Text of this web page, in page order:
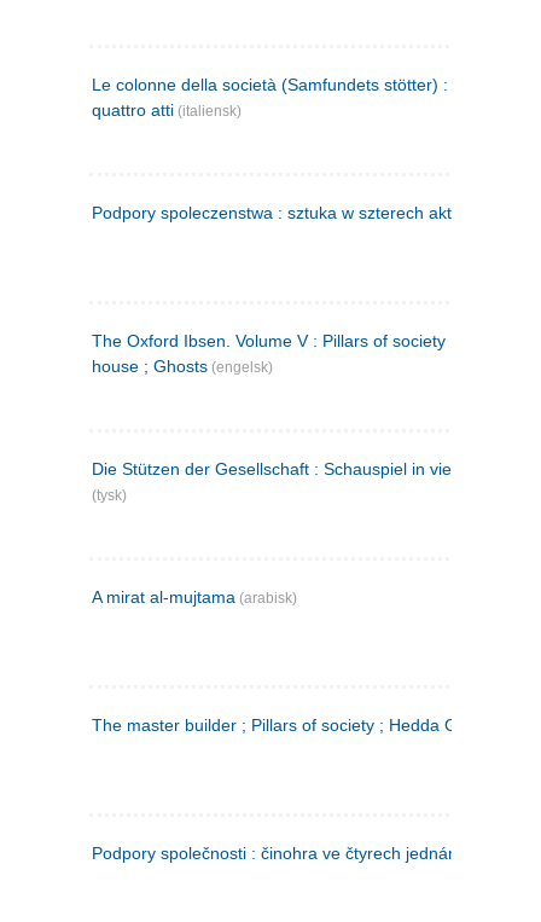
Le colonne della società (Samfundets stötter) : commedia
quattro atti (italiensk)
Podpory spoleczenstwa : sztuka w szterech aktach
The Oxford Ibsen. Volume V : Pillars of society ; A doll's
house ; Ghosts (engelsk)
Die Stützen der Gesellschaft : Schauspiel in vier Aufzügen
(tysk)
A mirat al-mujtama (arabisk)
The master builder ; Pillars of society ; Hedda Gabler
Podpory společnosti : činohra ve čtyrech jednáních